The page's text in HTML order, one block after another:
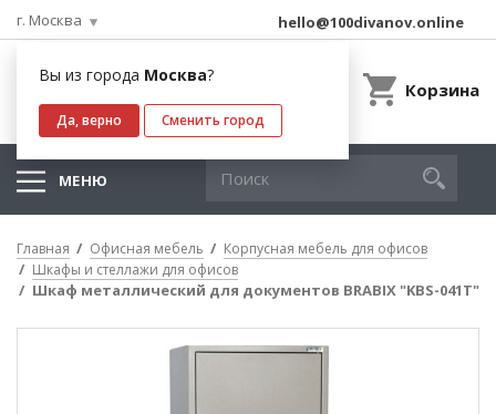
г. Москва
Вы из города Москва?
Да, верно Сменить город
hello@100divanov.online
Корзина
МЕНЮ
Главная Офисная мебель
Корпусная мебель для офисов
Шкафы и стеллажи для офисов
Шкаф металлический для документов BRABIX "KBS-041Т"